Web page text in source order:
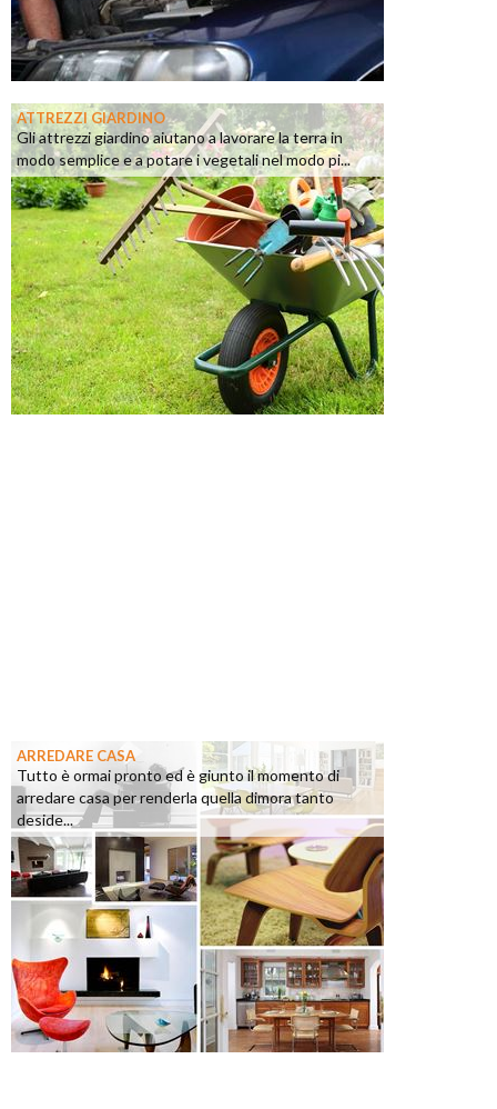
ATTREZZI GIARDINO
Gli attrezzi giardino aiutano a lavorare la terra in
modo semplice e a potare i vegetali nel modo pi...
ARREDARE CASA
Tutto è ormai pronto ed è giunto il momento di
arredare casa per renderla quella dimora tanto
deside...